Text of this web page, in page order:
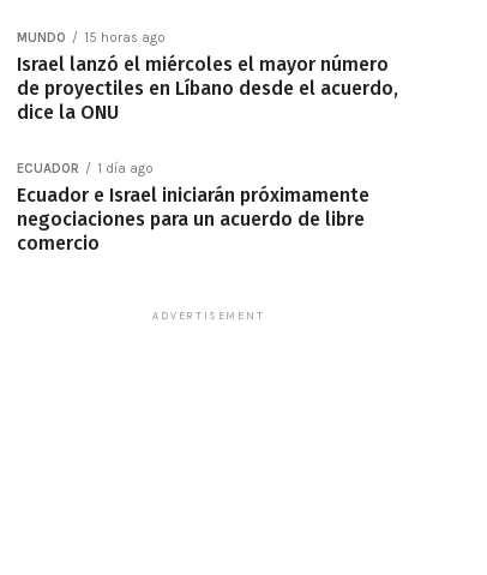
MUNDO 15 horas ago
Israel lanzó el miércoles el mayor número
de proyectiles en Líbano desde el acuerdo,
dice la ONU
ECUADOR 1 día ago
Ecuador e Israel iniciarán próximamente
negociaciones para un acuerdo de libre
comercio
ADVERTISEMENT